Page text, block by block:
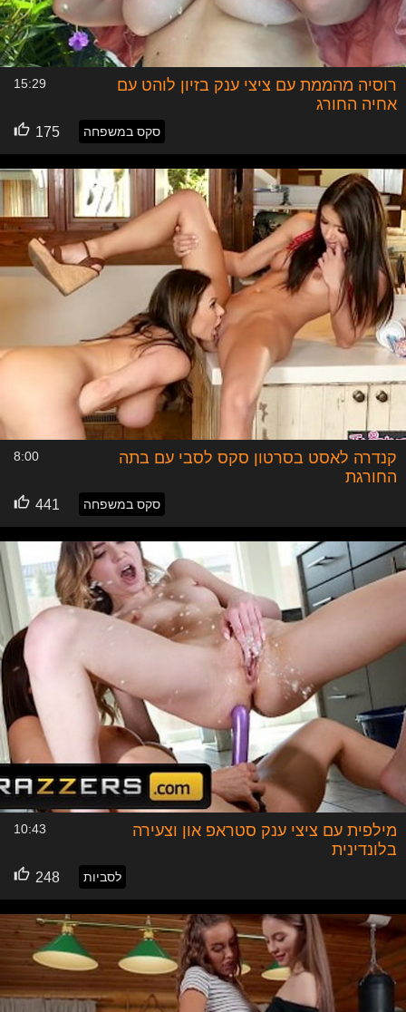
רוסיה מהממת עם ציצי ענק בזיון לוהט עם
אחיה החורג
15:29
סקס במשפחה 175
קנדרה לאסט בסרטון סקס לסבי עם בתה
החורגת
8:00
סקס במשפחה 441
מילפית עם ציצי ענק סטראפ און וצעירה
בלונדינית
10:43
לסביות 248